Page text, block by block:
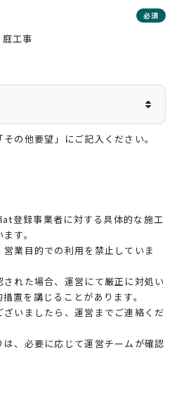
必須
工事
の他要望」にご記入ください。
登録事業者に対する具体的な施工
す。
業目的での利用を禁止していま
れた場合、運営にて厳正に対処い
置を講じることがあります。
いましたら、運営までご連絡くだ
、必要に応じて運営チームが確認